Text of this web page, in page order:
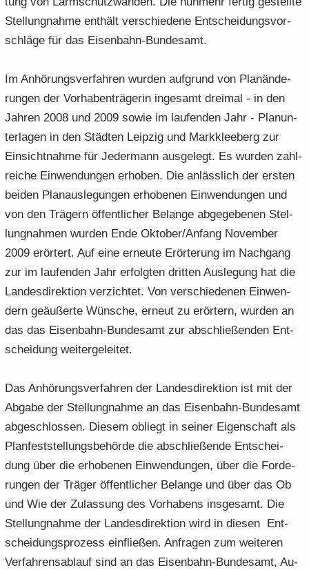
Stel­lung­nah­me ent­hält ver­schie­de­ne Ent­schei­dungs­vor­
schlä­ge für das Eisenbahn-​Bundesamt.
Im An­hö­rungs­ver­fah­ren wur­den auf­grund von Plan­än­de­
run­gen der Vor­ha­ben­trä­ge­rin in­ge­samt drei­mal - in den
Jah­ren 2008 und 2009 sowie im lau­fen­den Jahr - Plan­un­
ter­la­gen in den Städ­ten Leip­zig und Mark­klee­berg zur
Ein­sicht­nah­me für Je­der­mann aus­ge­legt. Es wur­den zahl­
rei­che Ein­wen­dun­gen er­ho­ben. Die an­läss­lich der ers­ten
bei­den Plan­aus­le­gun­gen er­ho­be­nen Ein­wen­dun­gen und
von den Trä­gern öf­fent­li­cher Be­lan­ge ab­ge­ge­be­nen Stel­
lung­nah­men wur­den Ende Ok­to­ber/An­fang No­vem­ber
2009 er­ör­tert. Auf eine er­neu­te Er­ör­te­rung im Nach­gang
zur im lau­fen­den Jahr er­folg­ten drit­ten Aus­le­gung hat die
Lan­des­di­rek­ti­on ver­zich­tet. Von ver­schie­de­nen Ein­wen­
dern ge­äu­ßer­te Wün­sche, er­neut zu er­ör­tern, wur­den an
das das Eisenbahn-​Bundesamt zur ab­schlie­ßen­den Ent­
schei­dung wei­ter­ge­lei­tet.
Das An­hö­rungs­ver­fah­ren der Lan­des­di­rek­ti­on ist mit der
Ab­ga­be der Stel­lung­nah­me an das Eisenbahn-​Bundesamt
ab­ge­schlos­sen. Die­sem ob­liegt in sei­ner Ei­gen­schaft als
Plan­fest­stel­lungs­be­hör­de die ab­schlie­ßen­de Ent­schei­
dung über die er­ho­be­nen Ein­wen­dun­gen, über die For­de­
run­gen der Trä­ger öf­fent­li­cher Be­lan­ge und über das Ob
und Wie der Zu­las­sung des Vor­ha­bens ins­ge­samt. Die
Stel­lung­nah­me der Lan­des­di­rek­ti­on wird in die­sen Ent­
schei­dungs­pro­zess ein­flie­ßen. An­fra­gen zum wei­te­ren
Ver­fah­rens­ab­lauf sind an das Eisenbahn-​Bundesamt, Au­